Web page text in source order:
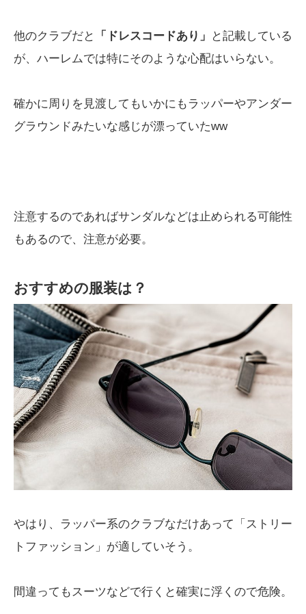
他のクラブだと 「ドレスコードあり」
と記載している
が、ハーレムでは特にそのような心配はいらない。
確かに周りを見渡してもいかにもラッパーやアンダー
グラウンドみたいな感じが漂っていたww
注意するのであればサンダルなどは止められる可能性
もあるので、注意が必要。
おすすめの服装は？
やはり、ラッパー系のクラブなだけあって「ストリー
トファッション」が適していそう。
間違ってもスーツなどで行くと確実に浮くので危険。